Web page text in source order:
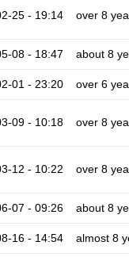
25 - 19:14 over 8
08 - 18:47 about 8
01 - 23:20 over 6
09 - 10:18 over 8
12 - 10:22 over 8
07 - 09:26 about 8
16 - 14:54 almost 8